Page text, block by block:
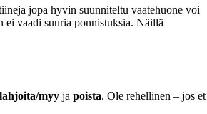
jopa hyvin suunniteltu vaatehuone voi
ei vaadi suuria ponnistuksia. Näillä
lahjoita/myy ja poista. Ole rehellinen – jos et